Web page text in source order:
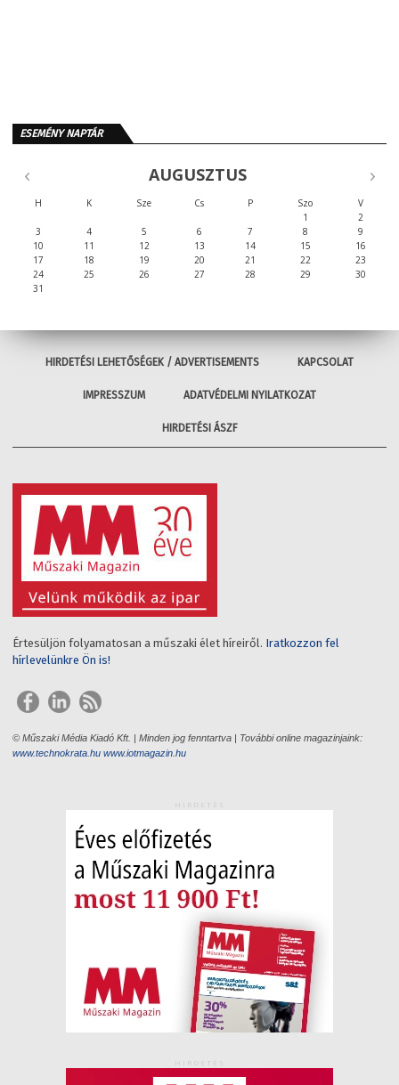
ESEMÉNY NAPTÁR
AUGUSZTUS
H K Sze Cs P Szo
V
1
2
3
4 5 6 7 8
9
10
11 12 13 14 15
16
17
18 19 20 21 22
23
24
25 26 27 28 29
30
31
HIRDETÉSI LEHETŐSÉGEK / ADVERTISEMENTS KAPCSOLAT
IMPRESSZUM ADATVÉDELMI NYILATKOZAT
HIRDETÉSI ÁSZF
Értesüljön folyamatosan a műszaki élet híreiről. Iratkozzon fel
hírlevelünkre Ön is!
© Műszaki Média Kiadó Kft. | Minden jog fenntartva | További online magazinjaink:
www.technokrata.hu www.iotmagazin.hu
HIRDETÉS
HIRDETÉS